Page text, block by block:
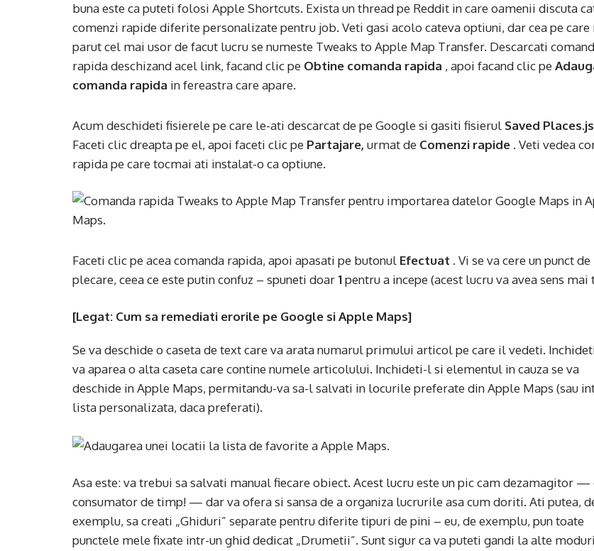
buna este ca puteti folosi Apple Shortcuts. Exista un thread pe Reddit in care oamenii discuta
comenzi rapide diferite personalizate pentru job. Veti gasi acolo cateva optiuni, dar cea pe care
parut cel mai usor de facut lucru se numeste Tweaks to Apple Map Transfer. Descarcati
rapida deschizand acel link, facand clic pe Obtine comanda rapida , apoi facand clic pe
comanda rapida in fereastra care apare.
Acum deschideti fisierele pe care le-ati descarcat de pe Google si gasiti fisierul Saved
Faceti clic dreapta pe el, apoi faceti clic pe Partajare, urmat de Comenzi rapide . Veti vedea
rapida pe care tocmai ati instalat-o ca optiune.
Faceti clic pe acea comanda rapida, apoi apasati pe butonul Efectuat . Vi se va cere un punct de
plecare, ceea ce este putin confuz – spuneti doar1pentru a incepe (acest lucru va avea sens mai
[Legat: Cum sa remediati erorile pe Google si Apple Maps]
Se va deschide o caseta de text care va arata numarul primului articol pe care il vedeti.
va aparea o alta caseta care contine numele articolului. Inchideti-l si elementul in cauza se va
deschide in Apple Maps, permitandu-va sa-l salvati in locurile preferate din Apple Maps (sau
lista personalizata, daca preferati).
Asa este: va trebui sa salvati manual fiecare obiect. Acest lucru este un pic cam dezamagitor —
consumator de timp! — dar va ofera si sansa de a organiza lucrurile asa cum doriti. Ati putea,
exemplu, sa creati „Ghiduri” separate pentru diferite tipuri de pini – eu, de exemplu, pun toate
punctele mele fixate intr-un ghid dedicat „Drumetii”. Sunt sigur ca va puteti gandi la alte